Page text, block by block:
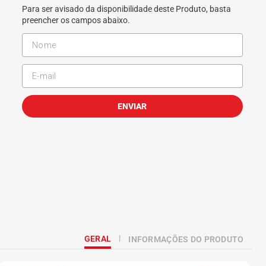
Para ser avisado da disponibilidade deste Produto, basta
preencher os campos abaixo.
ENVIAR
GERAL INFORMAÇÕES DO PRODUTO